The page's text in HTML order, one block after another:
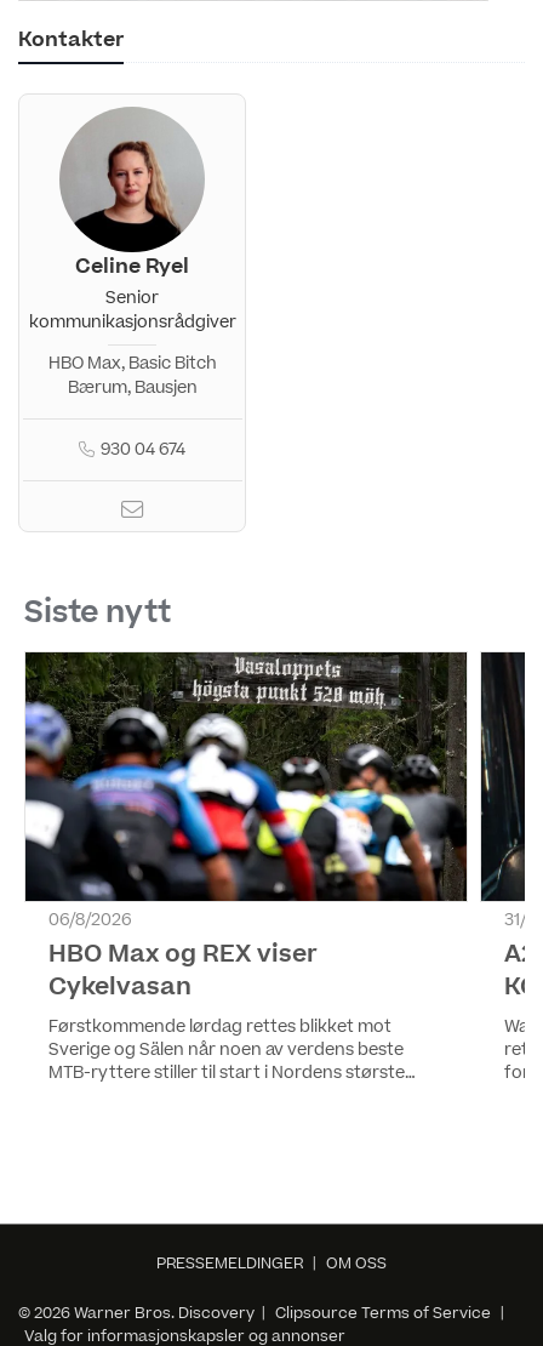
Kontakter
Celine Ryel
Senior
kommunikasjonsrådgiver
HBO Max, Basic Bitch
Bærum, Bausjen
930 04 674
Siste nytt
06/8/2026
HBO Max og REX viser
Cykelvasan
Førstkommende lørdag rettes blikket mot
Sverige og Sälen når noen av verdens beste
MTB-ryttere stiller til start i Nordens største
31/
for
PRESSEMELDINGER | OM OSS
© 2026 Warner Bros. Discovery | Clipsource Terms of Service |
Valg for informasjonskapsler og annonser